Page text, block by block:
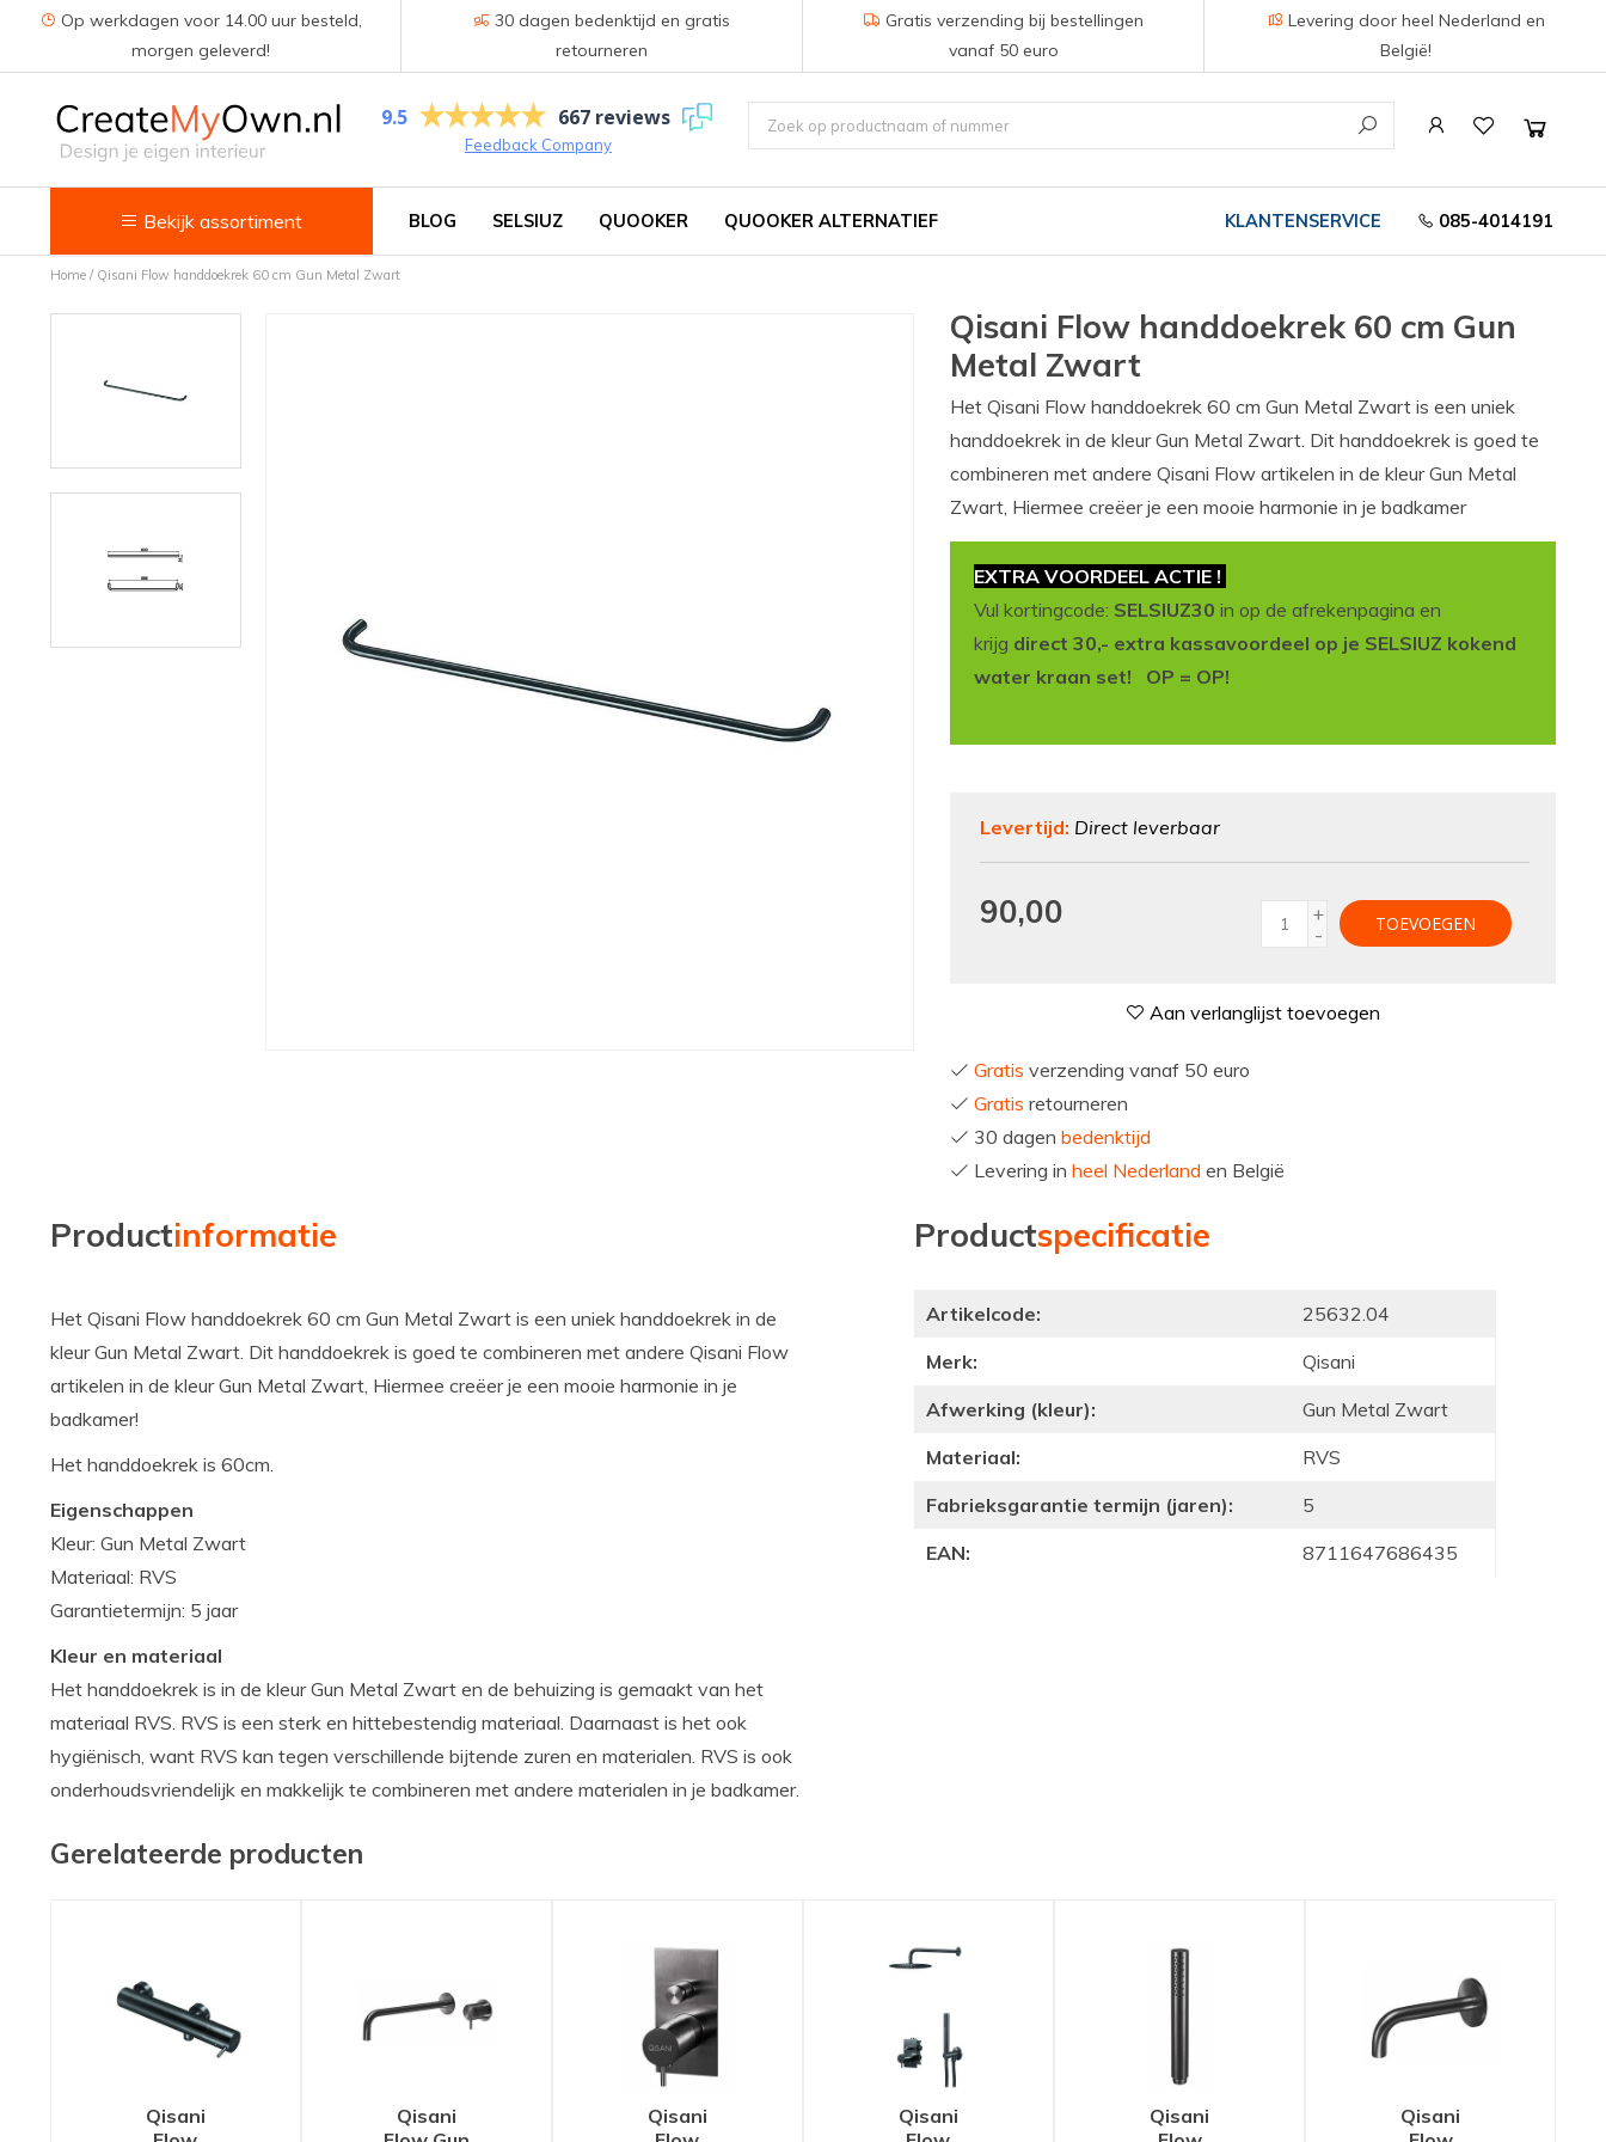
Op werkdagen voor 14.00 uur besteld,
morgen geleverd!
30 dagen bedenktijd en gratis
retourneren
Gratis verzending bij bestellingen
vanaf 50 euro
Levering door heel Nederland en
België!
9.5 667 reviews
Feedback Company
Bekijk assortiment
Keuken
Keukenkranen
Afvalemmers
BLOG SELSIUZ QUOOKER QUOOKER ALTERNATIEF 085-4014191
KLANTENSERVICE
Home/ Qisani Flow handdoekrek 60 cm Gun Metal Zwart
Qisani Flow handdoekrek 60 cm Gun
Metal Zwart
Het Qisani Flow handdoekrek 60 cm Gun Metal Zwart is een uniek
handdoekrek in de kleur Gun Metal Zwart. Dit handdoekrek is goed te
combineren met andere Qisani Flow artikelen in de kleur Gun Metal
Zwart, Hiermee creëer je een mooie harmonie in je badkamer
EXTRA VOORDEEL ACTIE !
Vul kortingcode: SELSIUZ30 in op de afrekenpagina en
krijg direct 30,- extra kassavoordeel op je SELSIUZ kokend
water kraan set! OP = OP!
Levertijd: Direct leverbaar
90,00
+
-
TOEVOEGEN
Aan verlanglijst toevoegen
Gratis verzending vanaf 50 euro
Gratis retourneren
30 dagen bedenktijd
Levering in heel Nederland en België
Productinformatie
Het Qisani Flow handdoekrek 60 cm Gun Metal Zwart is een uniek handdoekrek in de
kleur Gun Metal Zwart. Dit handdoekrek is goed te combineren met andere Qisani Flow
artikelen in de kleur Gun Metal Zwart, Hiermee creëer je een mooie harmonie in je
badkamer!
Het handdoekrek is 60cm.
Eigenschappen
Kleur: Gun Metal Zwart
Materiaal: RVS
Garantietermijn: 5 jaar
Kleur en materiaal
Het handdoekrek is in de kleur Gun Metal Zwart en de behuizing is gemaakt van het
materiaal RVS. RVS is een sterk en hittebestendig materiaal. Daarnaast is het ook
hygiënisch, want RVS kan tegen verschillende bijtende zuren en materialen. RVS is ook
onderhoudsvriendelijk en makkelijk te combineren met andere materialen in je badkamer.
Productspecificatie
Artikelcode:
25632.04
Merk:
Qisani
Afwerking (kleur):
Gun Metal Zwart
Materiaal:
RVS
Fabrieksgarantie termijn (jaren):
5
EAN:
8711647686435
Gerelateerde producten
Qisani
Qisani
Qisani
Qisani
Qisani
Qisani